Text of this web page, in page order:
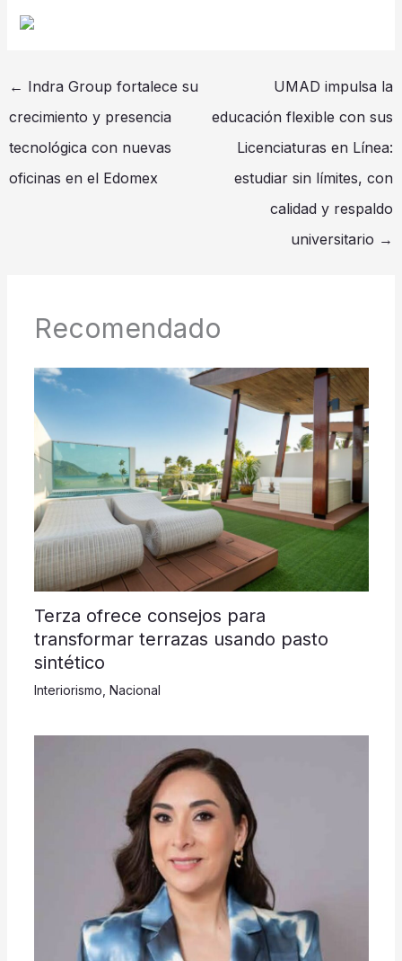
← Indra Group fortalece su
crecimiento y presencia
tecnológica con nuevas
oficinas en el Edomex
UMAD impulsa la
educación flexible con sus
Licenciaturas en Línea:
estudiar sin límites, con
calidad y respaldo
universitario →
Recomendado
Terza ofrece consejos para
transformar terrazas usando pasto
sintético
Interiorismo Nacional